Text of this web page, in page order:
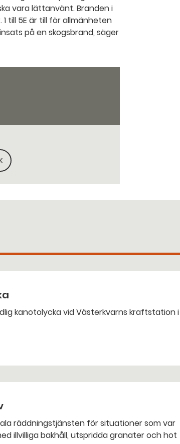
vara lättanvänt. Branden i
till 5E är till för allmänheten
på en skogsbrand, säger
SIDANS LÄNK
illvilliga bakhåll, utspridda granater och hot